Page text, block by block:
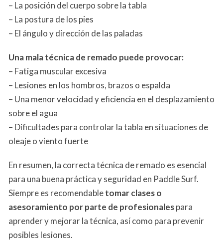
– La posición del cuerpo sobre la tabla
– La postura de los pies
– El ángulo y dirección de las paladas
Una mala técnica de remado puede provocar:
– Fatiga muscular excesiva
– Lesiones en los hombros, brazos o espalda
– Una menor velocidad y eficiencia en el desplazamiento
sobre el agua
– Dificultades para controlar la tabla en situaciones de
oleaje o viento fuerte
En resumen, la correcta técnica de remado es esencial
para una buena práctica y seguridad en Paddle Surf.
Siempre es recomendabletomar clases o
asesoramiento por parte de profesionalespara
aprender y mejorar la técnica, así como para prevenir
posibles lesiones.